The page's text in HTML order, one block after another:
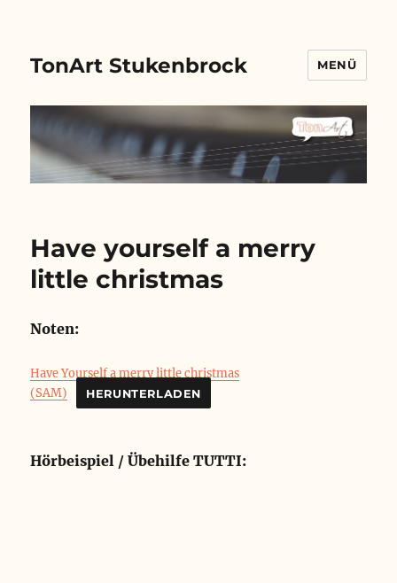
TonArt Stukenbrock MENÜ
Have yourself a merry
little christmas
Noten:
Have Yourself a merry little christmas
(SAM)
HERUNTERLADEN
Hörbeispiel / Übehilfe TUTTI: